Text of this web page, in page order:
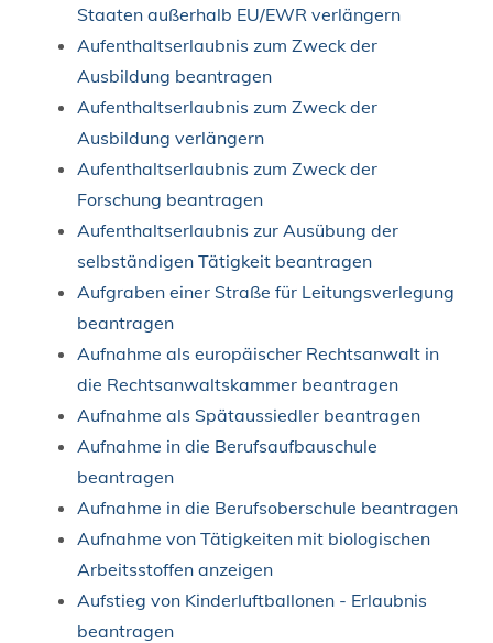
Staaten außerhalb EU/EWR verlängern
Aufenthaltserlaubnis zum Zweck der
Ausbildung beantragen
Aufenthaltserlaubnis zum Zweck der
Ausbildung verlängern
Aufenthaltserlaubnis zum Zweck der
Forschung beantragen
Aufenthaltserlaubnis zur Ausübung der
selbständigen Tätigkeit beantragen
Aufgraben einer Straße für Leitungsverlegung
beantragen
Aufnahme als europäischer Rechtsanwalt in
die Rechtsanwaltskammer beantragen
Aufnahme als Spätaussiedler beantragen
Aufnahme in die Berufsaufbauschule
beantragen
Aufnahme in die Berufsoberschule beantragen
Aufnahme von Tätigkeiten mit biologischen
Arbeitsstoffen anzeigen
Aufstieg von Kinderluftballonen - Erlaubnis
beantragen